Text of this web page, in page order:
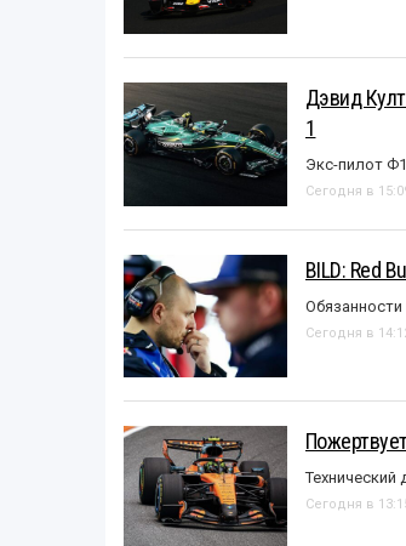
Дэвид
1
Экс-пилот
Сегодня в
BILD: Red
Сегодня в
Сегодня в